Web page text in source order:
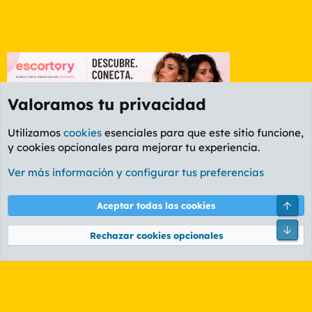
Foro General
Cookies
PL OLDSTYLE AMARILLO
Términos y reglas Política de privacidad Ayuda
Community platform by XenForo® © 2010-2026 XenForo Ltd.
Valoramos tu privacidad
Utilizamos cookies esenciales para que este sitio funcione,
y cookies opcionales para mejorar tu experiencia.
Ver más información y configurar tus preferencias
Aceptar todas las cookies
Rechazar cookies opcionales
Pie